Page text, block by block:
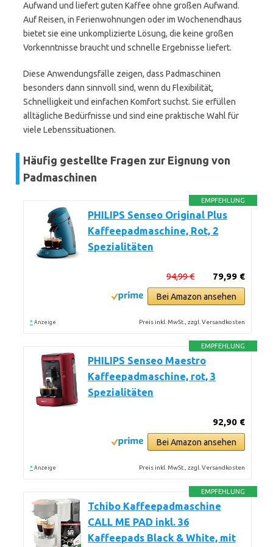
Aufwand und liefert guten Kaffee ohne großen Aufwand.
Auf Reisen, in Ferienwohnungen oder im Wochenendhaus
bietet sie eine unkomplizierte Lösung, die keine großen
Vorkenntnisse braucht und schnelle Ergebnisse liefert.
Diese Anwendungsfälle zeigen, dass Padmaschinen
besonders dann sinnvoll sind, wenn du Flexibilität,
Schnelligkeit und einfachen Komfort suchst. Sie erfüllen
alltägliche Bedürfnisse und sind eine praktische Wahl für
viele Lebenssituationen.
Häufig gestellte Fragen zur Eignung von
Padmaschinen
EMPFEHLUNG
PHILIPS Senseo Original Plus
Kaffeepadmaschine, Rot, 2
Spezialitäten
79,99 €
94,99 €
Bei Amazon ansehen
* Anzeige Preis inkl. MwSt., zzgl. Versandkosten
EMPFEHLUNG
PHILIPS Senseo Maestro
Kaffeepadmaschine, rot, 3
Spezialitäten
92,90 €
Bei Amazon ansehen
* Anzeige Preis inkl. MwSt., zzgl. Versandkosten
EMPFEHLUNG
Tchibo Kaffeepadmaschine
CALL ME PAD inkl. 36
Kaffeepads Black & White, mit